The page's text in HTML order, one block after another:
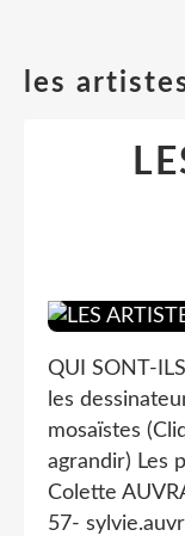
les
QUI SONT-
les
mosaïstes
agrandir) Les
Colette
57-